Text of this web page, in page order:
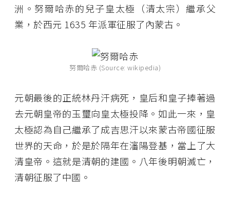
洲。努爾哈赤的兒子皇太極（清太宗）繼承父
業，於西元 1635 年派軍征服了內蒙古。
努爾哈赤 (Source: wikipedia)
元朝最後的正統林丹汗病死，皇后和皇子捧著過
去元朝皇帝的玉璽向皇太極投降。如此一來，皇
太極認為自己繼承了成吉思汗以來蒙古帝國征服
世界的天命，於是於隔年在瀋陽登基，當上了大
清皇帝。這就是清朝的建國。八年後明朝滅亡，
清朝征服了中國。